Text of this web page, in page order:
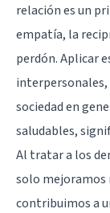
relación es un
empatía, la
perdón. Aplicar
interpersonales,
sociedad en
saludables,
Al tratar a los
solo mejoramos
contribuimos a